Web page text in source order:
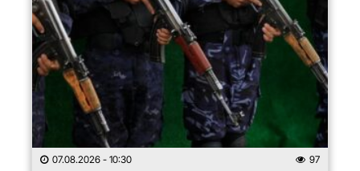
07.08.2026 - 10:30 97